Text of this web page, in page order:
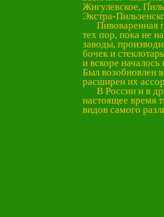
Жигулевское,
Экстра-
Пивоваренная
тех пор, пока не
заводы,
бочек и
и вскоре
Был возобновлен
расширен их
В России и в
настоящее время
видов самого